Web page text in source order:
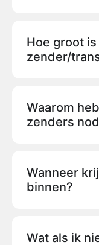
Hoe groot
zender/
Waarom
zenders
Wanneer
binnen?
Wat als ik